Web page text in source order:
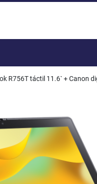
R756T táctil 11.6` + Canon